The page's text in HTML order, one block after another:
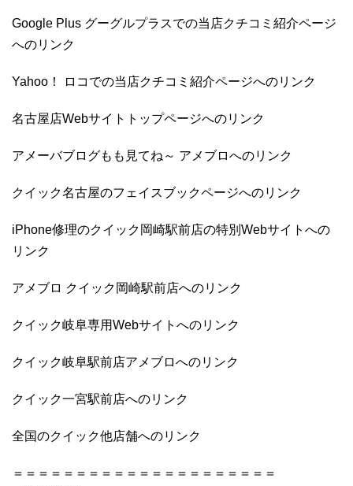
Google Plus グーグルプラスでの当店クチコミ紹介ページ
へのリンク
Yahoo！ ロコでの当店クチコミ紹介ページへのリンク
名古屋店Webサイトトップページへのリンク
アメーバブログもも見てね～ アメブロへのリンク
クイック名古屋のフェイスブックページへのリンク
iPhone修理のクイック岡崎駅前店の特別Webサイトへの
リンク
アメブロ クイック岡崎駅前店へのリンク
クイック岐阜専用Webサイトへのリンク
クイック岐阜駅前店アメブロへのリンク
クイック一宮駅前店へのリンク
全国のクイック他店舗へのリンク
＝＝＝＝＝＝＝＝＝＝＝＝＝＝＝＝＝＝＝＝＝